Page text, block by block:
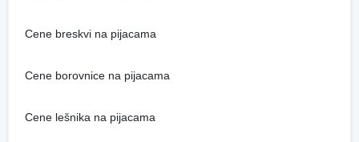
Cene breskvi na pijacama
Cene borovnice na pijacama
Cene lešnika na pijacama